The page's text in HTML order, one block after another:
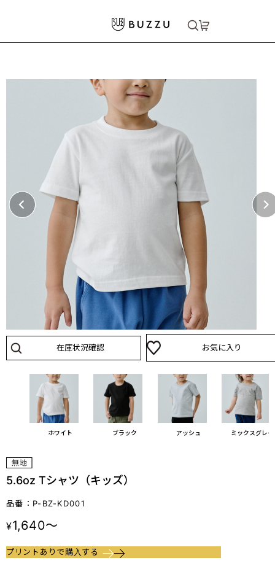
5.6oz Tシャツ（キッズ）
在庫状況確認 お気に入り
ホワイト ブラック アッシュ ミックスグレー
5.6oz Tシャツ（キッズ）
品番：P-BZ-KD001
¥1,640～
プリントありで購入する